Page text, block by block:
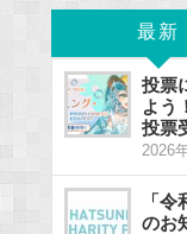
最新
投票
よう
投票
2026
「
のお